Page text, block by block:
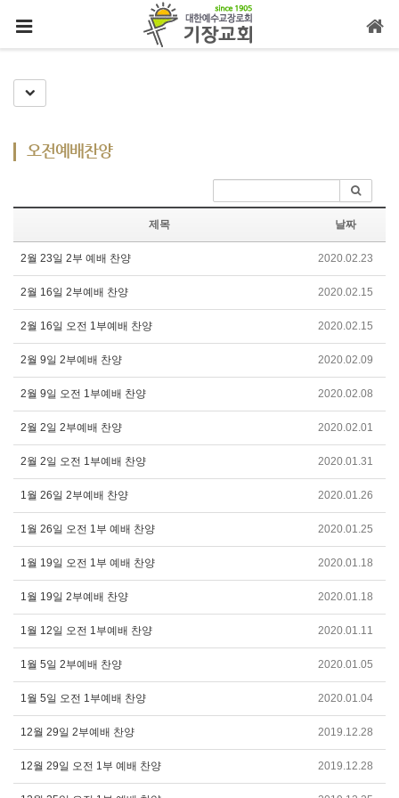
Toggle Dropdown
오전예배찬양
제목 날짜
2월 23일 2부 예배 찬양 2020.02.23
2월 16일 2부예배 찬양 2020.02.15
2월 16일 오전 1부예배 찬양 2020.02.15
2월 9일 2부예배 찬양 2020.02.09
2월 9일 오전 1부예배 찬양 2020.02.08
2월 2일 2부예배 찬양 2020.02.01
2월 2일 오전 1부예배 찬양 2020.01.31
1월 26일 2부예배 찬양 2020.01.26
1월 26일 오전 1부 예배 찬양 2020.01.25
1월 19일 오전 1부 예배 찬양 2020.01.18
1월 19일 2부예배 찬양 2020.01.18
1월 12일 오전 1부예배 찬양 2020.01.11
1월 5일 2부예배 찬양 2020.01.05
1월 5일 오전 1부예배 찬양 2020.01.04
12월 29일 2부예배 찬양 2019.12.28
12월 29일 오전 1부 예배 찬양 2019.12.28